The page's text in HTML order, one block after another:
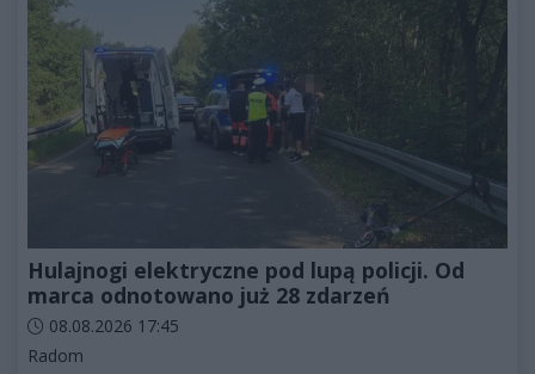
Hulajnogi elektryczne pod lupą policji. Od
marca odnotowano już 28 zdarzeń
Data dodania artykułu:
08.08.2026 17:45
Kategorie artykułu:
Radom